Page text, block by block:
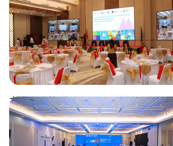
东南亚政策对话会